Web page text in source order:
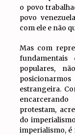
o povo
povo
com ele e não
Mas com
fundamentais
populares,
estrangeira.
protestam,
do
imperialismo, é